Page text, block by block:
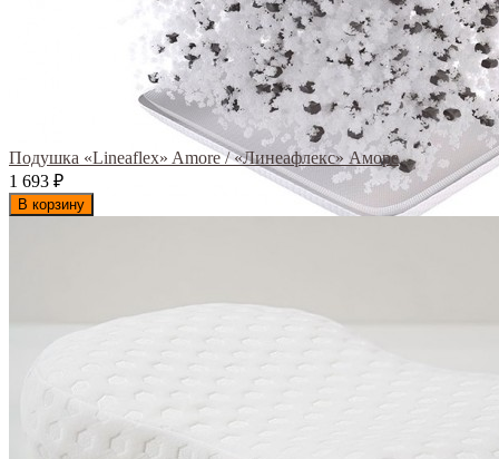
Подушка «Lineaflex» Amore / «Линеафлекс» Аморе
1 693 ₽
В корзину